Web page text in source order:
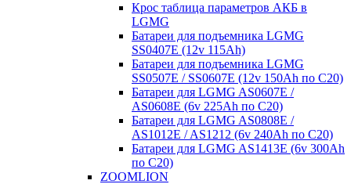
Крос таблица параметров АКБ в
LGMG
Батареи для подъемника LGMG
SS0407E (12v 115Ah)
Батареи для подъемника LGMG
SS0507E / SS0607E (12v 150Ah по С20)
Батареи для LGMG AS0607E /
AS0608E (6v 225Ah по С20)
Батареи для LGMG AS0808E /
AS1012E / AS1212 (6v 240Ah по С20)
Батареи для LGMG AS1413E (6v 300Ah
по С20)
ZOOMLION